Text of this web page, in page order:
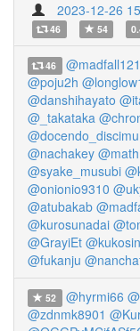
2023-12-26
46 54
46
@poju2h
@danshihayato
@_takataka
@docendo_discimu
@nachakey
@syake_musubi
@onionio9310
@atubakab
@kurosunadai
@GrayiEt
@fukanju
52 @hyrmi66
@zdnmk8901